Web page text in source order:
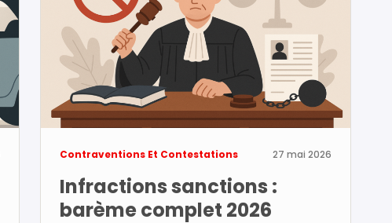
Contraventions Et Contestations 27 mai 2026
Infractions sanctions :
barème complet 2026